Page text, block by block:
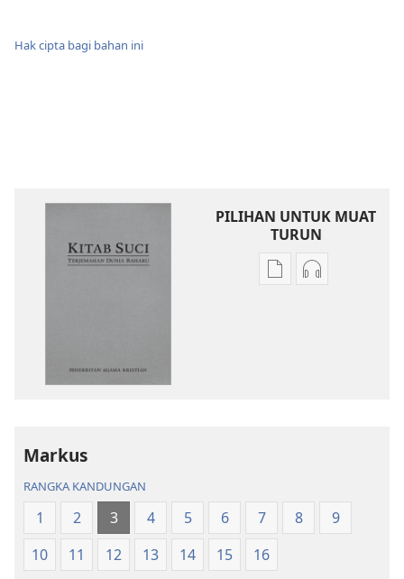
Hak cipta bagi bahan ini
PILIHAN UNTUK MUAT
TURUN
PilihanPilihan
Markus
RANGKA KANDUNGAN
1 2 3 4 5 6 7 8
9
10
11 12 13 14 15 16